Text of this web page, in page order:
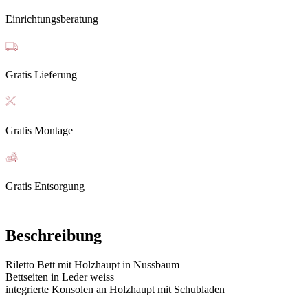
Einrichtungsberatung
Gratis Lieferung
Gratis Montage
Gratis Entsorgung
Beschreibung
Riletto Bett mit Holzhaupt in Nussbaum
Bettseiten in Leder weiss
integrierte Konsolen an Holzhaupt mit Schubladen